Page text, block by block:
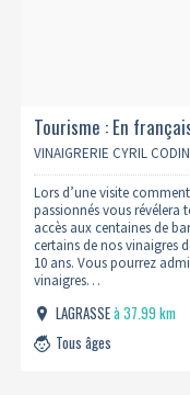
Tourisme : En
VINAIGRERIE CYRIL
Lors d’une visite
passionnés vous révélera
accès aux centaines de
certains de nos vinaigres
10 ans. Vous pourrez
vinaigres…
LAGRASSEà 37.99 km
Tous âges